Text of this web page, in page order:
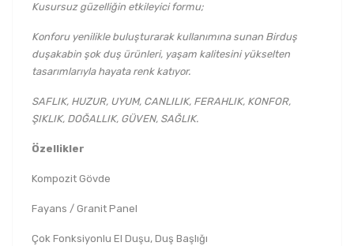
Kusursuz güzelliğin etkileyici formu;
Konforu yenilikle buluşturarak kullanımına sunan Birduş
duşakabin şok duş ürünleri, yaşam kalitesini yükselten
tasarımlarıyla hayata renk katıyor.
SAFLIK, HUZUR, UYUM, CANLILIK, FERAHLIK, KONFOR,
ŞIKLIK, DOĞALLIK, GÜVEN, SAĞLIK.
Özellikler
Kompozit Gövde
Fayans / Granit Panel
Çok Fonksiyonlu El Duşu, Duş Başlığı